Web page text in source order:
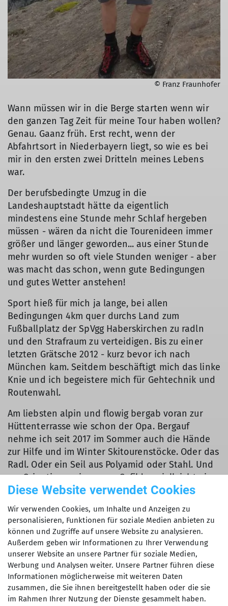
© Franz Fraunhofer
Wann müssen wir in die Berge starten wenn wir
den ganzen Tag Zeit für meine Tour haben wollen?
Genau. Gaanz früh. Erst recht, wenn der
Abfahrtsort in Niederbayern liegt, so wie es bei
mir in den ersten zwei Dritteln meines Lebens
war.
Der berufsbedingte Umzug in die
Landeshauptstadt hätte da eigentlich
mindestens eine Stunde mehr Schlaf hergeben
müssen - wären da nicht die Tourenideen immer
größer und länger geworden... aus einer Stunde
mehr wurden so oft viele Stunden weniger - aber
was macht das schon, wenn gute Bedingungen
und gutes Wetter anstehen!
Sport hieß für mich ja lange, bei allen
Bedingungen 4km quer durchs Land zum
Fußballplatz der SpVgg Haberskirchen zu radln
und den Strafraum zu verteidigen. Bis zu einer
letzten Grätsche 2012 - kurz bevor ich nach
München kam. Seitdem beschäftigt mich das linke
Knie und ich begeistere mich für Gehtechnik und
Routenwahl.
Am liebsten alpin und flowig bergab voran zur
Hüttenterrasse wie schon der Opa. Bergauf
nehme ich seit 2017 im Sommer auch die Hände
zur Hilfe und im Winter Skitourenstöcke. Oder das
Radl. Oder ein Seil aus Polyamid oder Stahl. Und
zur Orientierung in neuen Gefilden vielleicht ein
3D-gedrucktes Modell - Was halt zur Tour passt.
Dazu freue ich mich über die gute Gesellschaft
hier im USC!
Kurse, Touren & Veranstaltungen
Diese Website verwendet Cookies
Wir verwenden Cookies, um Inhalte und Anzeigen zu
personalisieren, Funktionen für soziale Medien anbieten zu
können und Zugriffe auf unsere Website zu analysieren.
Außerdem geben wir Informationen zu Ihrer Verwendung
unserer Website an unsere Partner für soziale Medien,
Werbung und Analysen weiter. Unsere Partner führen diese
Informationen möglicherweise mit weiteren Daten
zusammen, die Sie ihnen bereitgestellt haben oder die sie
im Rahmen Ihrer Nutzung der Dienste gesammelt haben.